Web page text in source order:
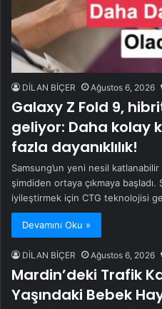
DİLAN BİÇER Ağustos 6, 2026
Galaxy Z Fold 9,
geliyor: Daha kolay
fazla dayanıklılık!
Samsung’un yeni nesil katlanabilir
şimdiden ortaya çıkmaya
iyileştirmek için CTG teknolojisi
Devamını Oku »
DİLAN BİÇER Ağustos 6, 2026
Mardin’deki Trafik
Yaşındaki Bebek